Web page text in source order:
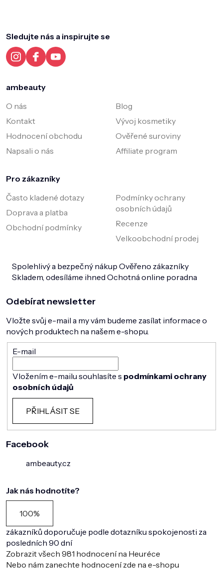
Sledujte nás a inspirujte se
ambeauty
O nás
Kontakt
Hodnocení obchodu
Napsali o nás
Blog
Vývoj kosmetiky
Ověřené suroviny
Affiliate program
Pro zákazníky
Často kladené dotazy
Doprava a platba
Obchodní podmínky
Podmínky ochrany
osobních údajů
Recenze
Velkoobchodní prodej
Spolehlivý a bezpečný nákup Ověřeno zákazníky
Skladem, odesíláme ihned Ochotná online poradna
Odebírat newsletter
Vložte svůj e-mail a my vám budeme zasílat informace o
nových produktech na našem e-shopu.
E-mail
Vložením e-mailu souhlasíte s podmínkami ochrany
osobních údajů
PŘIHLÁSIT SE
Facebook
ambeauty.cz
Jak nás hodnotíte?
100%
zákazníků doporučuje podle dotazníku spokojenosti za
posledních 90 dní
Zobrazit všech 981 hodnocení na Heuréce
Nebo nám zanechte hodnocení zde na e-shopu